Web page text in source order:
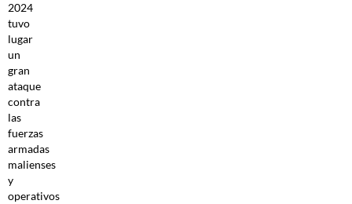
2024
tuvo
lugar
un
gran
ataque
contra
las
fuerzas
armadas
malienses
y
operativos